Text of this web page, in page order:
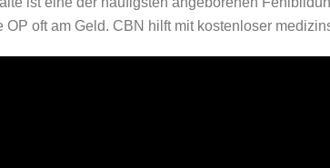
oft am Geld. CBN hilft mit kostenloser